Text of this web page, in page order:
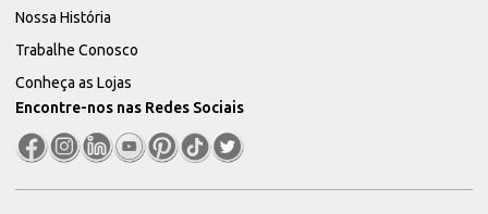
Nossa História
Trabalhe Conosco
Conheça as Lojas
Encontre-nos nas Redes Sociais